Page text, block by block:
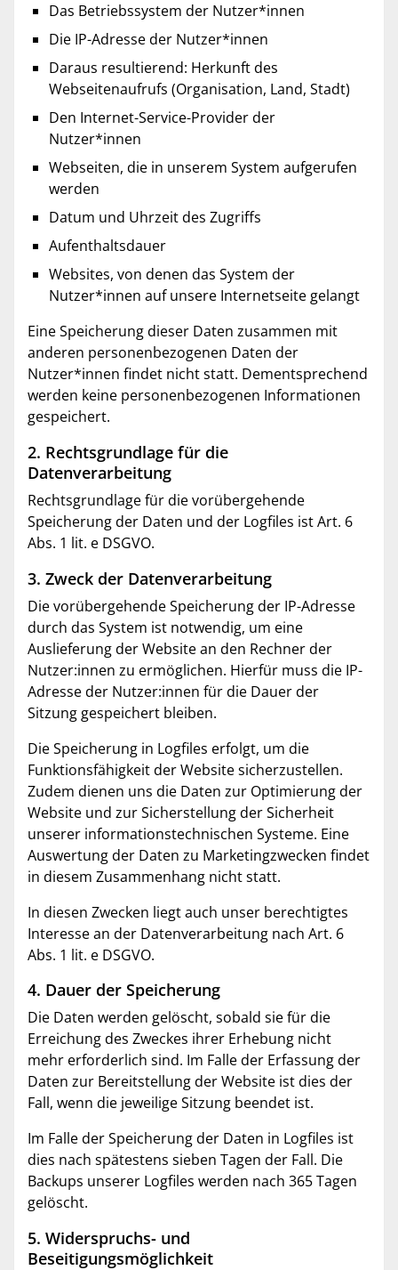
Das Betriebssystem der Nutzer*innen
Die IP-Adresse der Nutzer*innen
Daraus resultierend: Herkunft des
Webseitenaufrufs (Organisation, Land, Stadt)
Den Internet-Service-Provider der
Nutzer*innen
Webseiten, die in unserem System aufgerufen
werden
Datum und Uhrzeit des Zugriffs
Aufenthaltsdauer
Websites, von denen das System der
Nutzer*innen auf unsere Internetseite gelangt
Eine Speicherung dieser Daten zusammen mit
anderen personenbezogenen Daten der
Nutzer*innen findet nicht statt. Dementsprechend
werden keine personenbezogenen Informationen
gespeichert.
2. Rechtsgrundlage für die
Datenverarbeitung
Rechtsgrundlage für die vorübergehende
Speicherung der Daten und der Logfiles ist Art. 6
Abs. 1 lit. e DSGVO.
3. Zweck der Datenverarbeitung
Die vorübergehende Speicherung der IP-Adresse
durch das System ist notwendig, um eine
Auslieferung der Website an den Rechner der
Nutzer:innen zu ermöglichen. Hierfür muss die IP-
Adresse der Nutzer:innen für die Dauer der
Sitzung gespeichert bleiben.
Die Speicherung in Logfiles erfolgt, um die
Funktionsfähigkeit der Website sicherzustellen.
Zudem dienen uns die Daten zur Optimierung der
Website und zur Sicherstellung der Sicherheit
unserer informationstechnischen Systeme. Eine
Auswertung der Daten zu Marketingzwecken findet
in diesem Zusammenhang nicht statt.
In diesen Zwecken liegt auch unser berechtigtes
Interesse an der Datenverarbeitung nach Art. 6
Abs. 1 lit. e DSGVO.
4. Dauer der Speicherung
Die Daten werden gelöscht, sobald sie für die
Erreichung des Zweckes ihrer Erhebung nicht
mehr erforderlich sind. Im Falle der Erfassung der
Daten zur Bereitstellung der Website ist dies der
Fall, wenn die jeweilige Sitzung beendet ist.
Im Falle der Speicherung der Daten in Logfiles ist
dies nach spätestens sieben Tagen der Fall. Die
Backups unserer Logfiles werden nach 365 Tagen
gelöscht.
5. Widerspruchs- und
Beseitigungsmöglichkeit